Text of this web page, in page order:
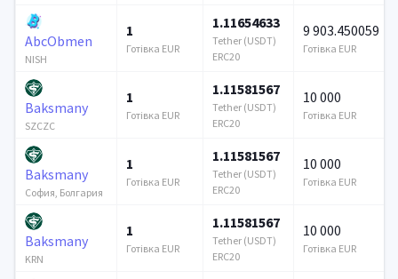
AbcObmen
NISH
1
Готівка EUR
1.11654633
Tether (USDT)
ERC20
9 903.450059
Готівка EUR
Baksmany
SZCZC
1
Готівка EUR
1.11581567
Tether (USDT)
ERC20
10 000
Готівка EUR
Baksmany
София, Болгария
1
Готівка EUR
1.11581567
Tether (USDT)
ERC20
10 000
Готівка EUR
Baksmany
KRN
1
Готівка EUR
1.11581567
Tether (USDT)
ERC20
10 000
Готівка EUR